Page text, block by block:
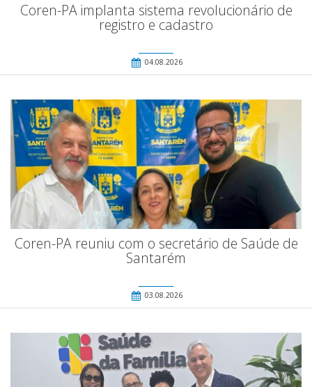
Coren-PA implanta sistema revolucionário de
registro e cadastro
04.08.2026
Coren-PA reuniu com o secretário de Saúde de
Santarém
03.08.2026